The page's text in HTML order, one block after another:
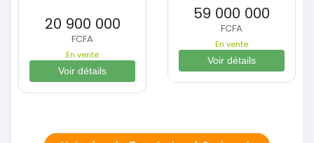
20 900 000
FCFA
En vente
Voir détails
59 000 000
FCFA
En vente
Voir détails